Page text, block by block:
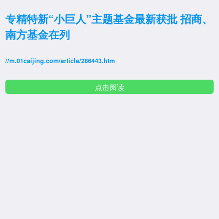
专精特新“小巨人”主题基金最新获批 招商、
南方基金在列
//m.01caijing.com/article/286443.htm
点击阅读